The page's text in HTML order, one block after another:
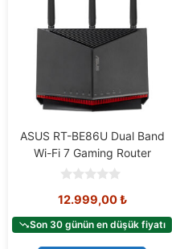
ASUS RT-BE86U Dual Band
Wi-Fi 7 Gaming Router
o
t
o
f
12.999,00₺
Son 30 günün en düşük fiyatı